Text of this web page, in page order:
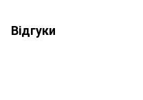
Відгуки